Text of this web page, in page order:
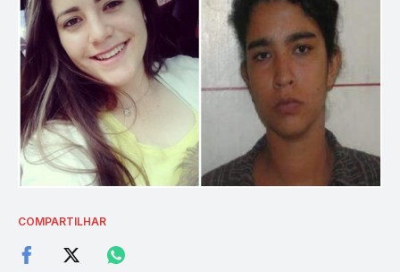
COMPARTILHAR